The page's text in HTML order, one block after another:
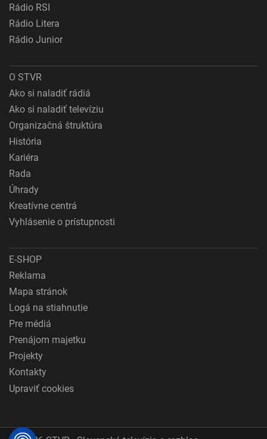
Rádio RSI
Rádio Litera
Rádio Junior
O STVR
Ako si naladiť rádiá
Ako si naladiť televíziu
Organizačná štruktúra
História
Kariéra
Rada
Úhrady
Kreatívne centrá
Vyhlásenie o prístupnosti
E-SHOP
Reklama
Mapa stránok
Logá na stiahnutie
Pre médiá
Prenájom majetku
Projekty
Kontakty
Upraviť cookies